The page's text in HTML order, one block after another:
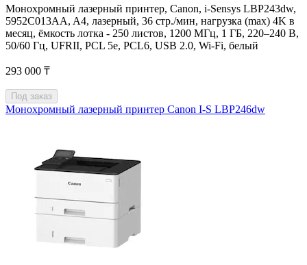
Монохромный лазерный принтер, Canon, i-Sensys LBP243dw,
5952C013AA, A4, лазерный, 36 стр./мин, нагрузка (max) 4K в
месяц, ёмкость лотка - 250 листов, 1200 МГц, 1 ГБ, 220–240 В,
50/60 Гц, UFRII, PCL 5e, PCL6, USB 2.0, Wi-Fi, белый
293 000 ₸
Под заказ
Монохромный лазерный принтер Canon I-S LBP246dw